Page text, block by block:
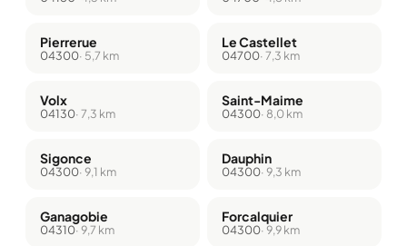
Pierrerue
04300· 5,7 km
Le Castellet
04700· 7,3 km
Volx
04130· 7,3 km
Saint-Maime
04300· 8,0 km
Sigonce
04300· 9,1 km
Dauphin
04300· 9,3 km
Ganagobie
04310· 9,7 km
Forcalquier
04300· 9,9 km